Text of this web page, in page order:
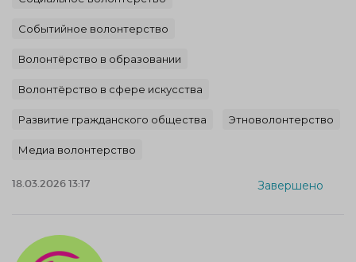
Событийное волонтерство
Волонтёрство в образовании
Волонтёрство в сфере искусства
Развитие гражданского общества Этноволонтерство
Медиа волонтерство
18.03.2026 13:17 Завершено